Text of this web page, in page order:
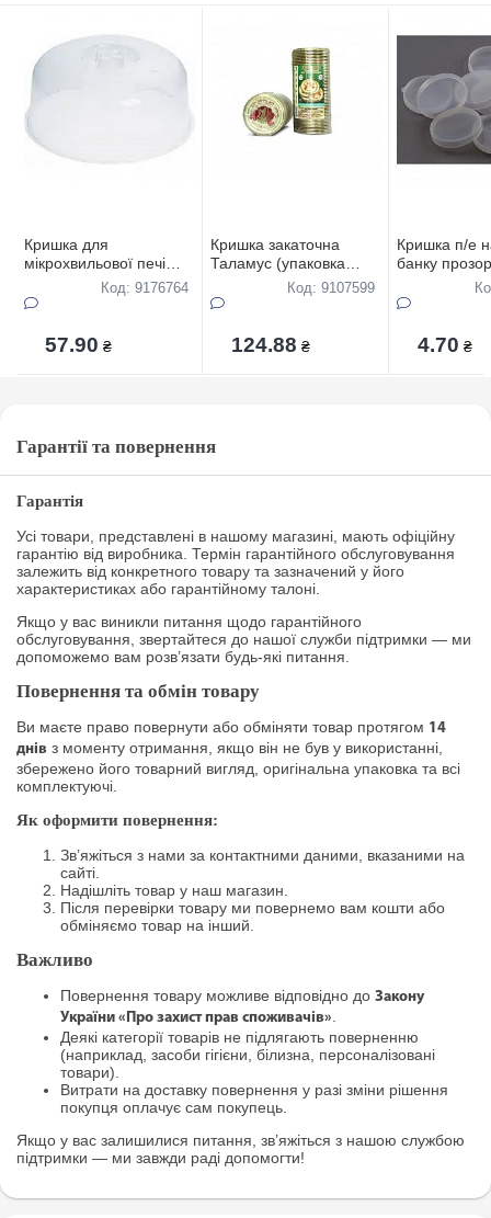
Кришка для
мiкрохвильової печi
Код: 9176764
57.90 ₴
Кришка закаточна
Таламус (упаковка
Код: 9107599
124.88 ₴
Кришка п/е
банку
4.70 ₴
Гарантії та повернення
Гарантія
Усі товари, представлені в нашому магазині, мають офіційну
гарантію від виробника. Термін гарантійного обслуговування
залежить від конкретного товару та зазначений у його
характеристиках або гарантійному талоні.
Якщо у вас виникли питання щодо гарантійного
обслуговування, звертайтеся до нашої служби підтримки — ми
допоможемо вам розв’язати будь-які питання.
Повернення та обмін товару
Ви маєте право повернути або обміняти товар протягом 14
днів з моменту отримання, якщо він не був у використанні,
збережено його товарний вигляд, оригінальна упаковка та всі
комплектуючі.
Як оформити повернення:
Зв’яжіться з нами за контактними даними, вказаними на
сайті.
Надішліть товар у наш магазин.
Після перевірки товару ми повернемо вам кошти або
обміняємо товар на інший.
Важливо
Повернення товару можливе відповідно до Закону
України «Про захист прав споживачів».
Деякі категорії товарів не підлягають поверненню
(наприклад, засоби гігієни, білизна, персоналізовані
товари).
Витрати на доставку повернення у разі зміни рішення
покупця оплачує сам покупець.
Якщо у вас залишилися питання, зв’яжіться з нашою службою
підтримки — ми завжди раді допомогти!